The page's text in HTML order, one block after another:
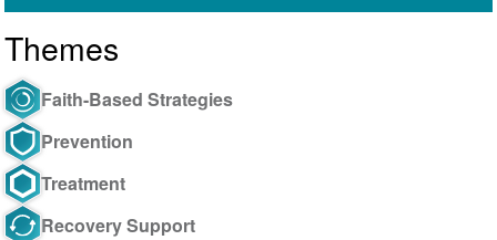
Themes
Faith-Based Strategies
Prevention
Treatment
Recovery Support